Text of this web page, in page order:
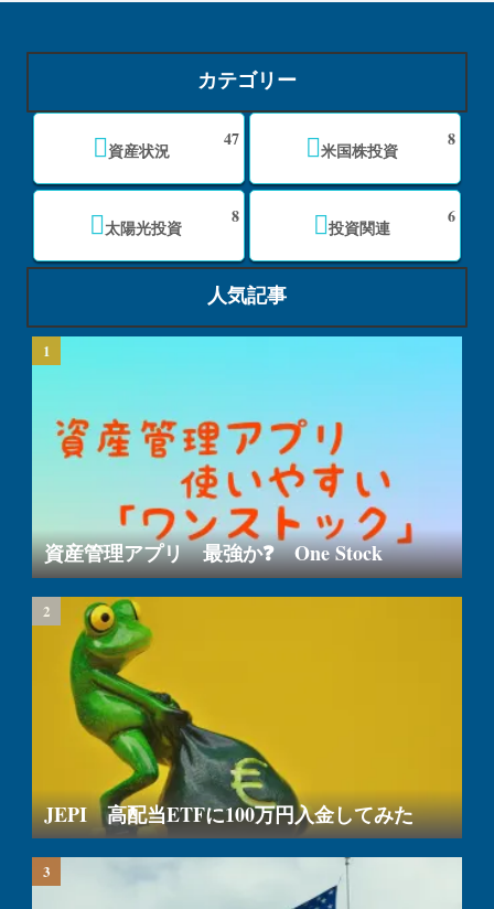
カテゴリー
資産状況
47
米国株投資
8
太陽光投資
8
投資関連
6
人気記事
資産管理アプリ 最強か❓ One Stock
JEPI 高配当ETFに100万円入金してみた